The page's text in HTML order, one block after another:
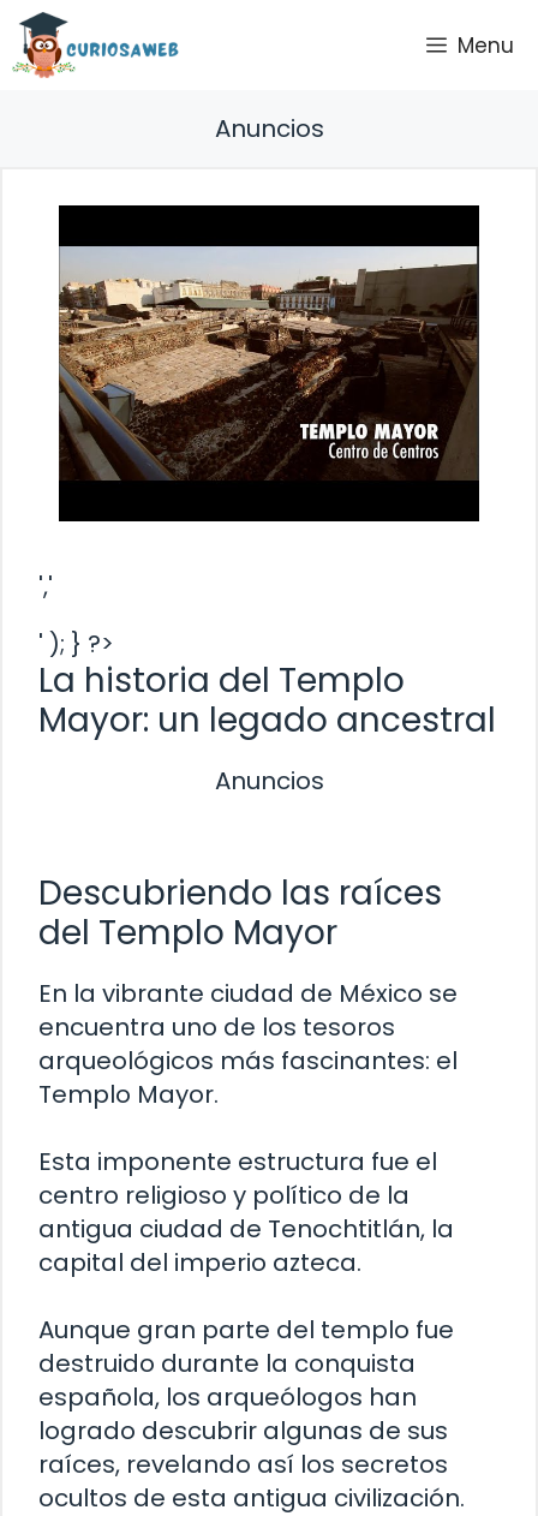
Saltar
contenido
Menu
Anuncios
','
' ); } ?>
La historia del Templo
Mayor: un legado ancestral
Anuncios
Descubriendo las raíces
del Templo Mayor
En la vibrante ciudad de México se
encuentra uno de los tesoros
arqueológicos más fascinantes: el
Templo Mayor.
Esta imponente estructura fue el
centro religioso y político de la
antigua ciudad de Tenochtitlán, la
capital del imperio azteca.
Aunque gran parte del templo fue
destruido durante la conquista
española, los arqueólogos han
logrado descubrir algunas de sus
raíces, revelando así los secretos
ocultos de esta antigua civilización.